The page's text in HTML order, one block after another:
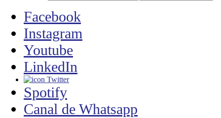
Facebook
Instagram
Youtube
LinkedIn
Twitter
Spotify
Canal de Whatsapp